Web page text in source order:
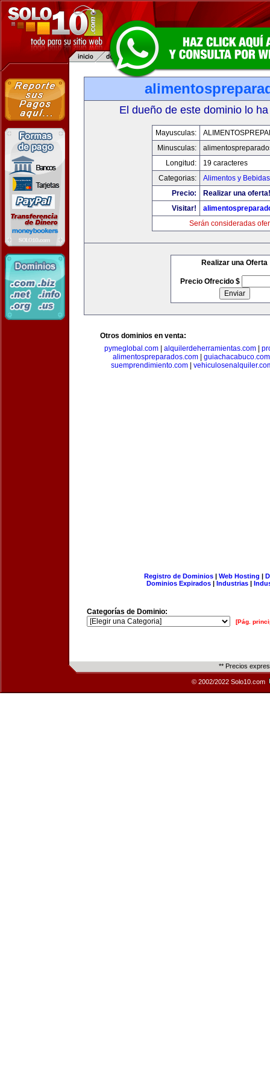
El dueño de este dominio lo
Mayusculas:
Minusculas:
Longitud:
19 caracteres
Categorias:
Alimentos y Bebidas
Precio:
Realizar una oferta!
Visitar!
Serán consideradas
Realizar una Oferta
Precio Ofrecido $
Otros dominios en venta:
pymeglobal.com| alquilerdeherramientas.com|
alimentospreparados.com| guiachacabuco.com
suemprendimiento.com|
Registro de Dominios| Web Hosting |
Dominios Expirados | Industrias |
Categorías de Dominio:
[Pág.
** Precios
© 2002/2022 Solo10.com